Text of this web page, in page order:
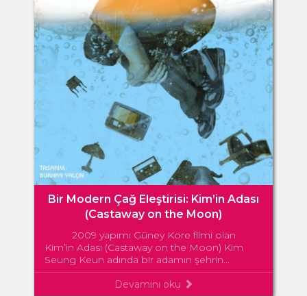
Bir Modern Çağ Eleştirisi: Kim’in Adası
(Castaway on the Moon)
2009 yapımı Güney Kore filmi olan
Kim’in Adası (Castaway on the Moon) Kim
Seung Keun adında bir adamın şehrin...
Devamını oku